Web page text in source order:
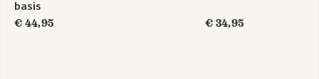
basis
€ 44,95
€ 34,95